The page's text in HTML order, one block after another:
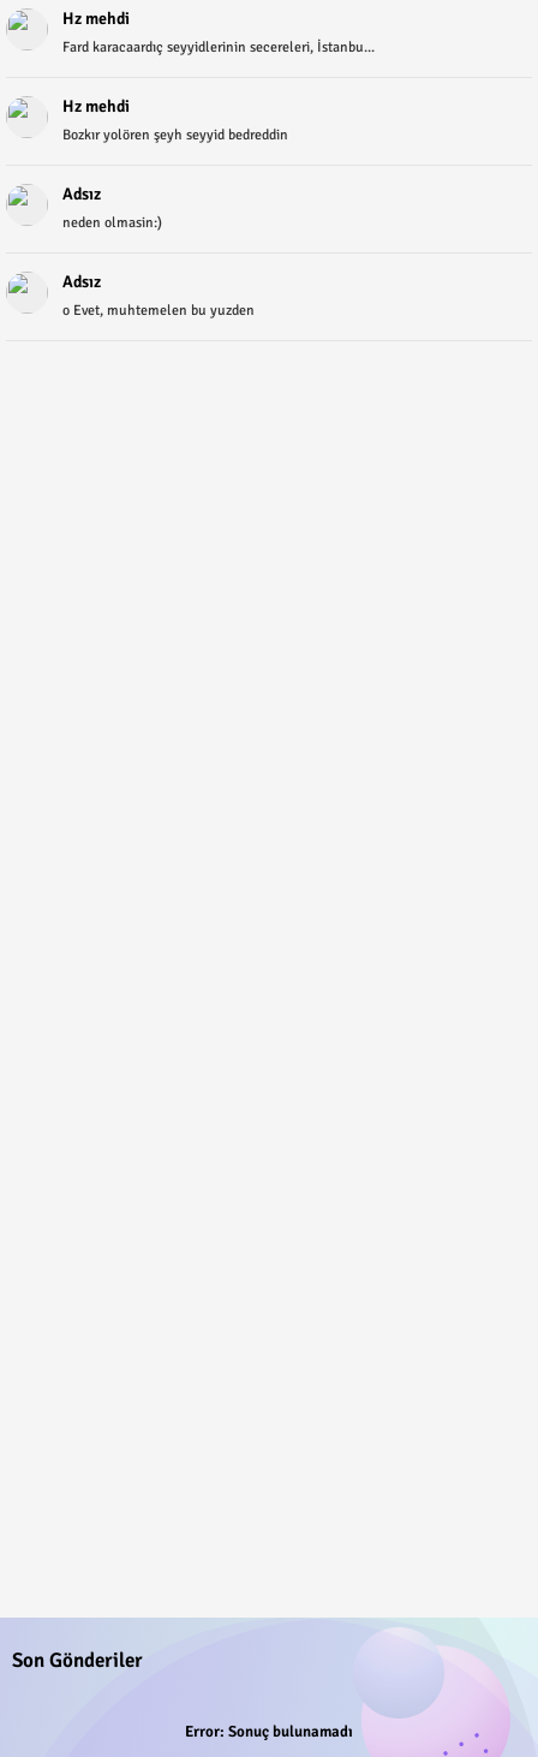
Hz mehdi
Fard karacaardıç seyyidlerinin secereleri, İstanbu...
Hz mehdi
Bozkır yolören şeyh seyyid bedreddin
Adsız
neden olmasin:)
Adsız
o Evet, muhtemelen bu yuzden
Son Gönderiler
Error: Sonuç bulunamadı